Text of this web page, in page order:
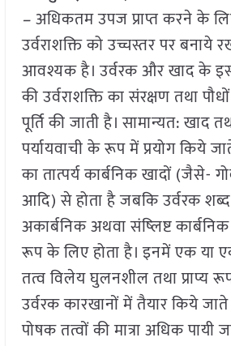
–अधिकतम उपज प्राप्त करने के
उर्वराशक्ति को उच्चस्तर पर बनाये
आवश्यक है। उर्वरक और खाद के
की उर्वराशक्ति का संरक्षण तथा
पूर्ति की जाती है। सामान्यत: खाद
पर्यायवाची के रूप में प्रयोग किये
का तात्पर्य कार्बनिक खादों (जैसे-
आदि) से होता है जबकि उर्वरक शब्द
अकार्बनिक अथवा संष्लिष्ट कार्बनिक
रूप के लिए होता है। इनमें एक या
तत्व विलेय घुलनशील तथा प्राप्य
उर्वरक कारखानों में तैयार किये
पोषक तत्वों की मात्रा अधिक पायी